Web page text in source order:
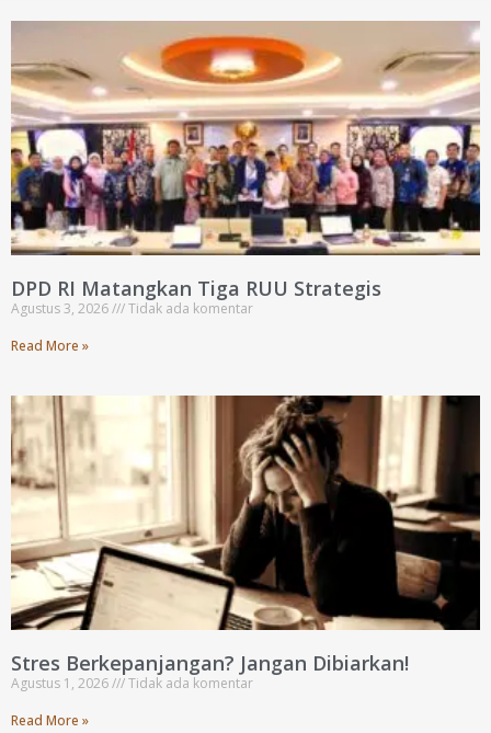
DPD RI Matangkan Tiga RUU Strategis
Agustus 3, 2026
Tidak ada komentar
Read More »
Stres Berkepanjangan? Jangan Dibiarkan!
Agustus 1, 2026
Tidak ada komentar
Read More »